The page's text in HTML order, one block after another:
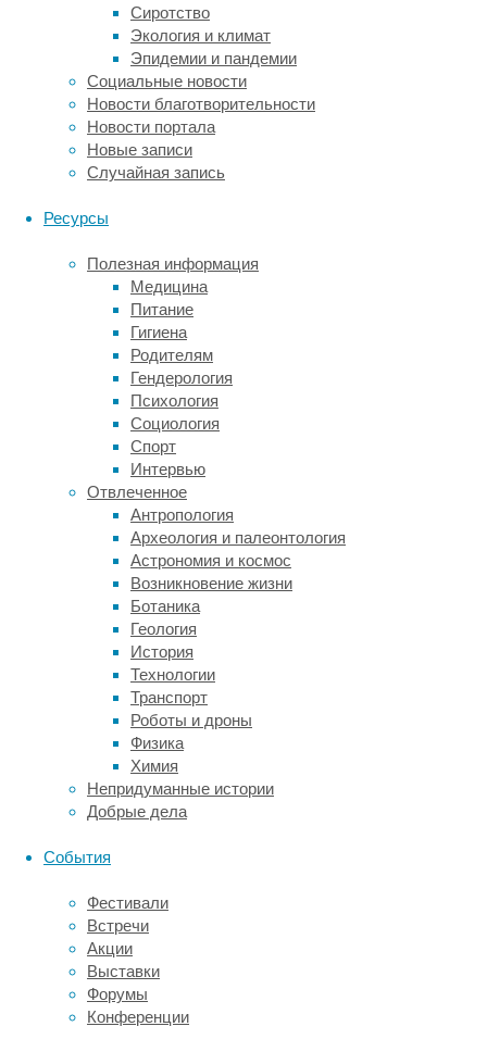
Сиротство
Экология и климат
Эпидемии и пандемии
Социальные новости
Новости благотворительности
Новости портала
Новые записи
Случайная запись
Ресурсы
Полезная информация
Медицина
Питание
Гигиена
Родителям
Гендерология
Психология
Социология
Спорт
Интервью
Отвлеченное
Антропология
Археология и палеонтология
Астрономия и космос
Возникновение жизни
Ботаника
Геология
История
Технологии
Транспорт
Роботы и дроны
Физика
Химия
Непридуманные истории
Добрые дела
События
Фестивали
Встречи
Акции
Выставки
Форумы
Конференции
себе
гены
самки
по
кличке
Аура,
которая
в
2022
года.
Низкая
численность
пиренейских
рысей
очень
сильно
снизила
генетическое
разнообразие
этого
вида,
отделившегося
обыкновенных
рысей
около
миллиона
назад.
Мария
Лусена-
(Maria
Perez)
из
Высшего
совета
по
научным